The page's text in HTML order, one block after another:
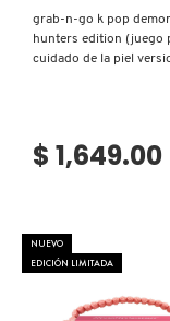
SUPERGOOP!
TOCOBO
grab-n-go k pop
hunters edition (juego
cuidado de la piel
$ 1,649.00
NUEVO
EDICIÓN LIMITADA